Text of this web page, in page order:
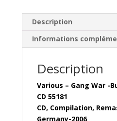
-
Description
Informations
Description
Various – Gang War -
CD 55181
CD, Compilation,
Germany-2006